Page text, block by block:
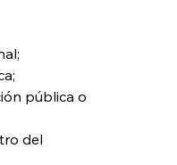
pública o
del